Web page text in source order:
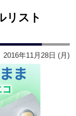
リスト
2016年11月28日 (月)